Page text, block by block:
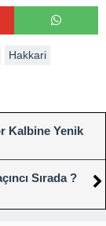
Hakkari
Kalbine Yenik
Sırada ?